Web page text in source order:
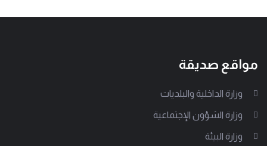
مواقع صديقة
وزارة الداخلية والبلديات
وزارة الشؤون الإجتماعية
وزارة البيئة